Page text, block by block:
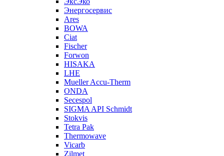
Энергосервис
Ares
BOWA
Ciat
Fischer
Forwon
HISAKA
LHE
Mueller Accu-Therm
ONDA
Secespol
SIGMA API Schmidt
Stokvis
Tetra Pak
Thermowave
Vicarb
Zilmet